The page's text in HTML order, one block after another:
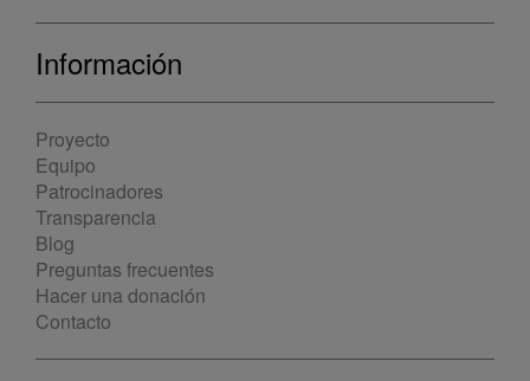
Información
Proyecto
Equipo
Patrocinadores
Transparencia
Blog
Preguntas frecuentes
Hacer una donación
Contacto